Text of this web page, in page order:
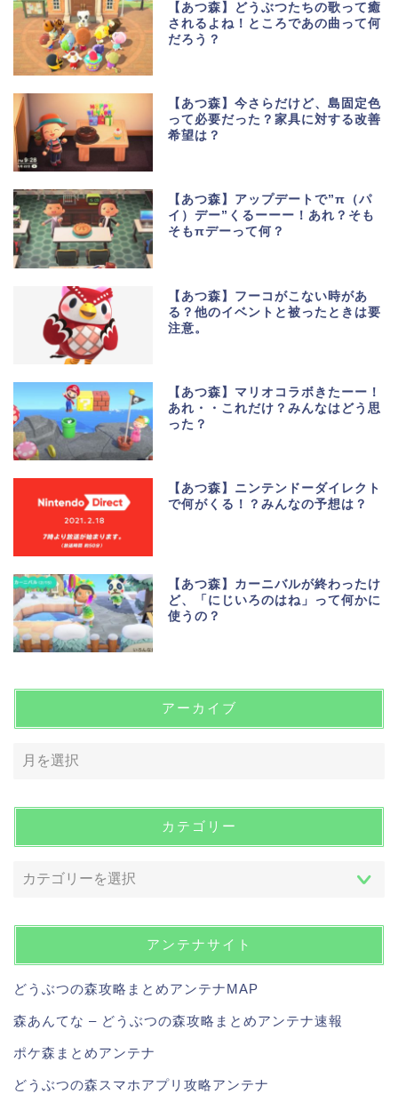
【あつ森】どうぶつたちの歌って癒
されるよね！ところであの曲って何
だろう？
【あつ森】今さらだけど、島固定色
って必要だった？家具に対する改善
希望は？
【あつ森】アップデートで”π（パ
イ）デー”くるーーー！あれ？そも
そもπデーって何？
【あつ森】フーコがこない時があ
る？他のイベントと被ったときは要
注意。
【あつ森】マリオコラボきたーー！
あれ・・これだけ？みんなはどう思
った？
【あつ森】ニンテンドーダイレクト
で何がくる！？みんなの予想は？
【あつ森】カーニバルが終わったけ
ど、「にじいろのはね」って何かに
使うの？
アーカイブ
カテゴリー
アンテナサイト
どうぶつの森攻略まとめアンテナMAP
森あんてな – どうぶつの森攻略まとめアンテナ速報
ポケ森まとめアンテナ
どうぶつの森スマホアプリ攻略アンテナ